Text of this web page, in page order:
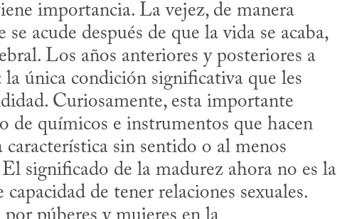
importancia. La vejez, de manera
acude después de que la vida se acaba,
Los años anteriores y posteriores a
la única condición significativa que les
Curiosamente, esta importante
de químicos e instrumentos que hacen
sin sentido o al menos
significado de la madurez ahora no es la
de tener relaciones sexuales.